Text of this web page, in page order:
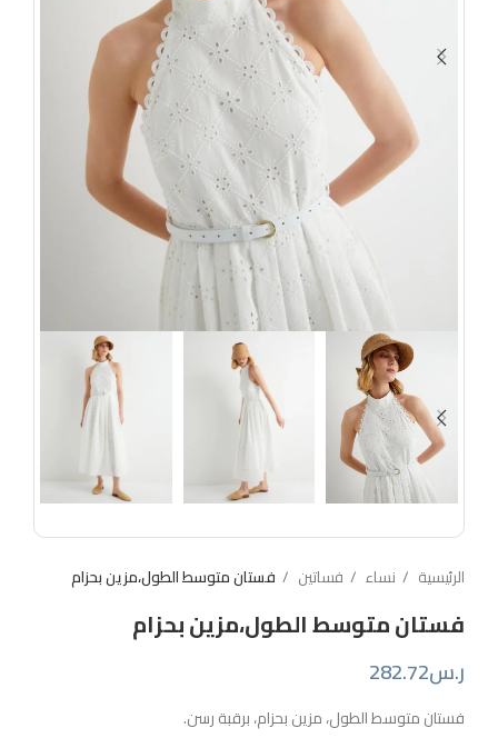
الرئيسية نساء فساتين فستان متوسط ​​الطول،مزين بحزام
فستان متوسط ​​الطول،مزين بحزام
ر.س282.72
فستان متوسط ​​الطول، مزين بحزام، برقبة رسن.